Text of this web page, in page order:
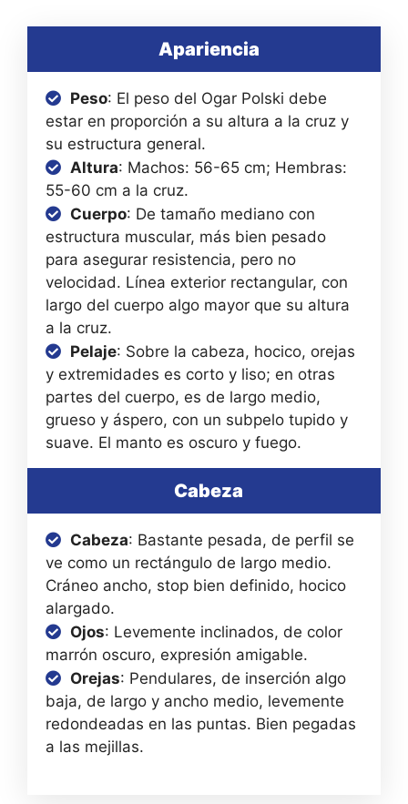
Apariencia
Peso: El peso del Ogar Polski debe
estar en proporción a su altura a la cruz y
su estructura general.
Altura: Machos: 56-65 cm; Hembras:
55-60 cm a la cruz.
Cuerpo: De tamaño mediano con
estructura muscular, más bien pesado
para asegurar resistencia, pero no
velocidad. Línea exterior rectangular, con
largo del cuerpo algo mayor que su altura
a la cruz.
Pelaje: Sobre la cabeza, hocico, orejas
y extremidades es corto y liso; en otras
partes del cuerpo, es de largo medio,
grueso y áspero, con un subpelo tupido y
suave. El manto es oscuro y fuego.
Cabeza
Cabeza: Bastante pesada, de perfil se
ve como un rectángulo de largo medio.
Cráneo ancho, stop bien definido, hocico
alargado.
Ojos: Levemente inclinados, de color
marrón oscuro, expresión amigable.
Orejas: Pendulares, de inserción algo
baja, de largo y ancho medio, levemente
redondeadas en las puntas. Bien pegadas
a las mejillas.